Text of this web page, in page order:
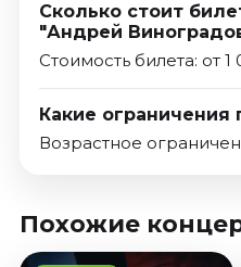
Сколько стоит
"Андрей
Стоимость билета: от 1
Какие ограничения
Возрастное
Похожие